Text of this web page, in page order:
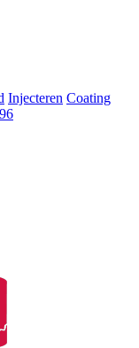
Injecteren Coating